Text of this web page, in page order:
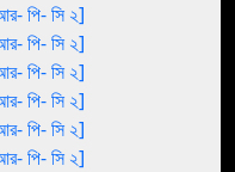
পি- সি ২]
পি- সি ২]
পি- সি ২]
পি- সি ২]
পি- সি ২]
পি- সি ২]